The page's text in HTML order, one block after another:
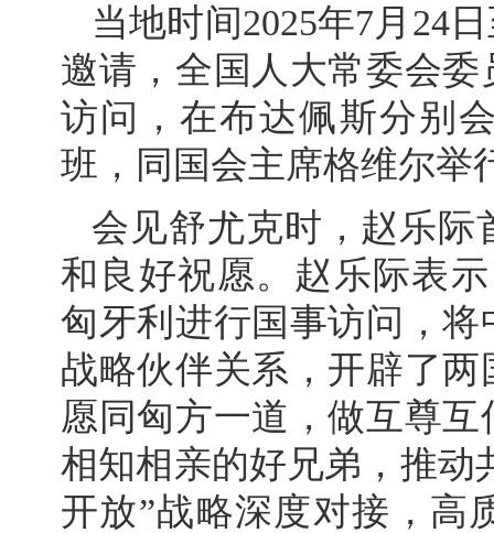
当地时间2025年7月24
邀请，全国人大常委会
访问，在布达佩斯分别
班，同国会主席格维尔举
会见舒尤克时，赵乐际
和良好祝愿。赵乐际表
匈牙利进行国事访问，
战略伙伴关系，开辟了
愿同匈方一道，做互尊
相知相亲的好兄弟，推动
开放”战略深度对接，高